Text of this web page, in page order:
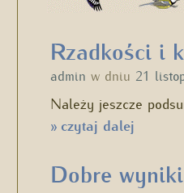
Rzadkości i
admin w dniu 21
Należy jeszcze
»czytaj dalej
Dobre